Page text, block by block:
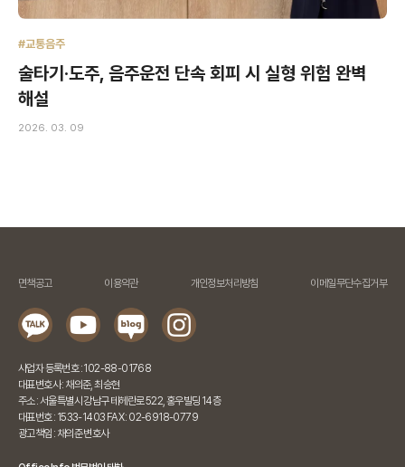
#교통음주
술타기·도주, 음주운전 단속 회피 시 실형 위험 완벽
해설
2026. 03. 09
면책공고 이용약관 개인정보처리방침 이메일무단수집거부
사업자 등록번호 : 102-88-01768
대표변호사 : 채의준, 최승현
주소 : 서울특별시 강남구 테헤란로 522, 홍우빌딩 14층
대표번호 : 1533-1403 FAX : 02-6918-0779
광고책임 : 채의준 변호사